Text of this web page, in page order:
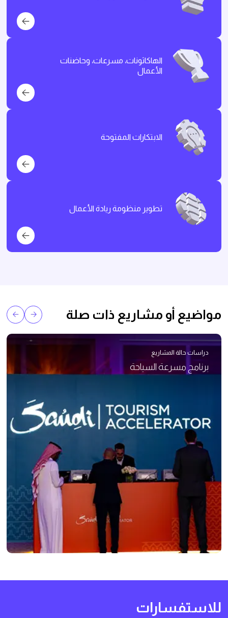
الهاكاثونات، مسرعات، وحاضنات
الأعمال
الابتكارات المفتوحة
تطوير منظومة ريادة الأعمال
مواضيع أو مشاريع ذات صلة
دراسات حالة المشاريع
برنامج مسرعة السياحة
للاستفسارات